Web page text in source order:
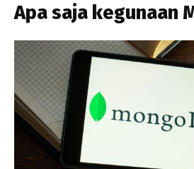
Apa saja kegunaan